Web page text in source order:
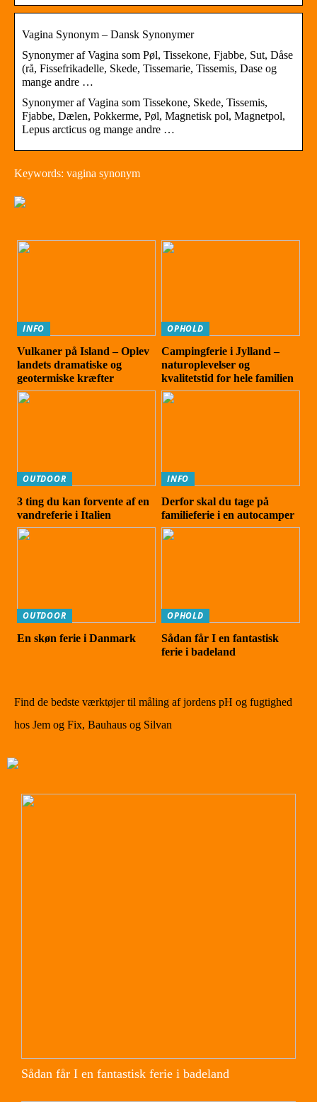
Vagina Synonym – Dansk Synonymer
Synonymer af Vagina som Pøl, Tissekone, Fjabbe, Sut, Dåse
(rå, Fissefrikadelle, Skede, Tissemarie, Tissemis, Dase og
mange andre …
Synonymer af Vagina som Tissekone, Skede, Tissemis,
Fjabbe, Dælen, Pokkerme, Pøl, Magnetisk pol, Magnetpol,
Lepus arcticus og mange andre …
Keywords: vagina synonym
INFO
Vulkaner på Island – Oplev
landets dramatiske og
geotermiske kræfter
OPHOLD
Campingferie i Jylland –
naturoplevelser og
kvalitetstid for hele familien
OUTDOOR
3 ting du kan forvente af en
vandreferie i Italien
INFO
Derfor skal du tage på
familieferie i en autocamper
OUTDOOR
En skøn ferie i Danmark
OPHOLD
Sådan får I en fantastisk
ferie i badeland
Find de bedste værktøjer til måling af jordens pH og fugtighed
hos Jem og Fix, Bauhaus og Silvan
Sådan får I en fantastisk ferie i badeland